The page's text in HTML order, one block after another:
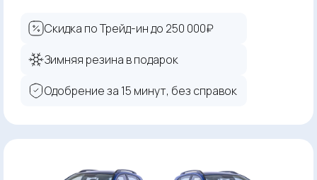
Скидка по Трейд-ин до 250 000₽
Зимняя резина в подарок
Одобрение за 15 минут, без справок